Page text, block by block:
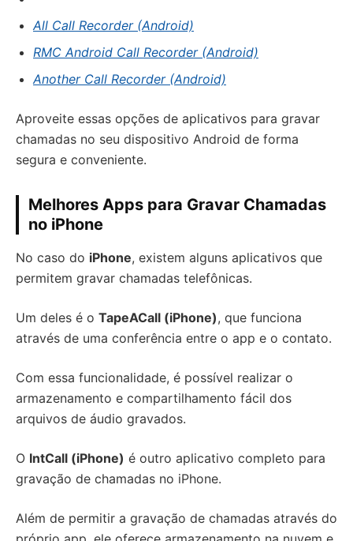
All Call Recorder (Android)
RMC Android Call Recorder (Android)
Another Call Recorder (Android)
Aproveite essas opções de aplicativos para gravar
chamadas no seu dispositivo Android de forma
segura e conveniente.
Melhores Apps para Gravar Chamadas
no iPhone
No caso do iPhone, existem alguns aplicativos que
permitem gravar chamadas telefônicas.
Um deles é o TapeACall (iPhone), que funciona
através de uma conferência entre o app e o contato.
Com essa funcionalidade, é possível realizar o
armazenamento e compartilhamento fácil dos
arquivos de áudio gravados.
O IntCall (iPhone) é outro aplicativo completo para
gravação de chamadas no iPhone.
Além de permitir a gravação de chamadas através do